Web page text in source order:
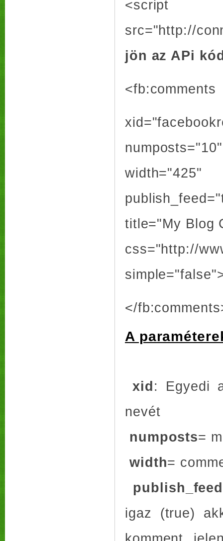
<script
src="http://
jön az APi
<fb:comments
numposts="10"
width="425"
title="My Blog
css="http://
</
A
xid: Egyedi
nevét
numposts=
width=
publish_feed
igaz (true)